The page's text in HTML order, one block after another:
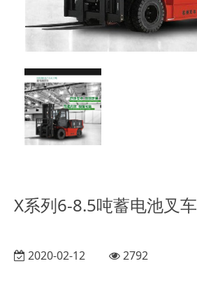
X系列6-8.5吨蓄电池叉车
2020-02-12 2792